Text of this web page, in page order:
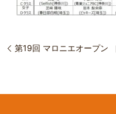
第19回 マロニエオープン